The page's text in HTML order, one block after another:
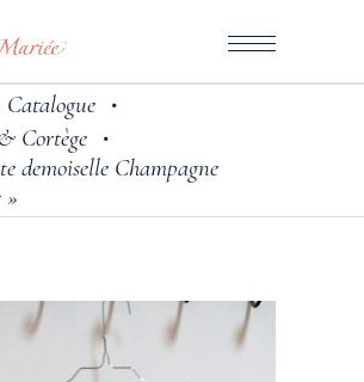
Catalogue •
Cortège •
demoiselle Champagne
»